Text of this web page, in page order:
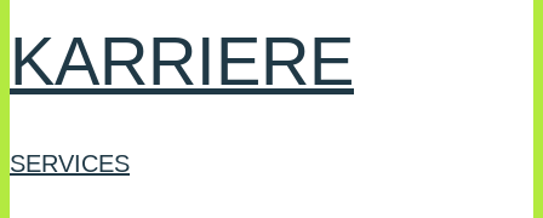
KARRIERE
SERVICES